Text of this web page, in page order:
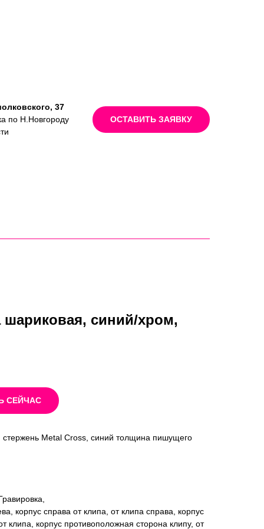
37
по Н.Новгороду
ОСТАВИТЬ ЗАЯВКУ
шариковая, синий/хром,
СЕЙЧАС
стержень Metal Cross, синий толщина пишущего
корпус справа от клипа, от клипа справа, корпус
клипа, корпус противоположная сторона клипу, от